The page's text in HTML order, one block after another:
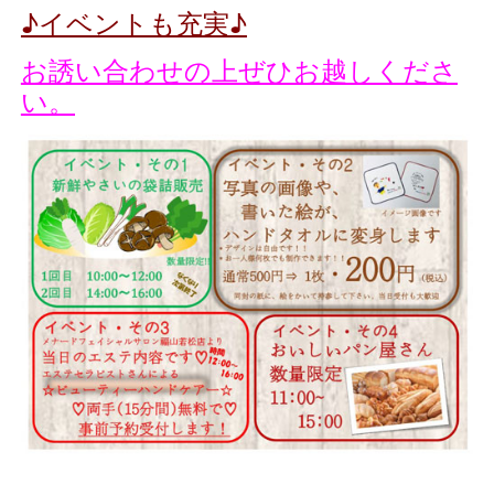
♪イベントも充実♪
お誘い合わせの上ぜひお越しくださ
い。